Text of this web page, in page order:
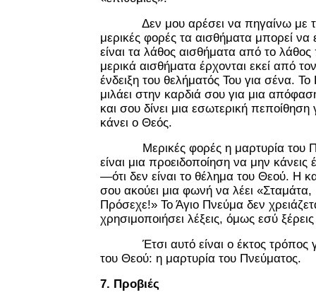
Δεν μου αρέσει να πηγαίνω με τα
μερικές φορές τα αισθήματα μπορεί να
είναι τα λάθος αισθήματα από το
μερικά αισθήματα έρχονται εκεί από
ένδειξη του θελήματός Του για σένα.
μιλάει στην καρδιά σου για μια
και σου δίνει μια εσωτερική πεποίθηση
κάνει ο Θεός.
Μερικές φορές η μαρτυρία του
είναι μια προειδοποίηση να μην
—ότι δεν είναι το θέλημα του Θεού. Η
σου ακούει μια φωνή να λέει «Σταμάτα,
Πρόσεχε!» Το Άγιο Πνεύμα δεν
χρησιμοποιήσει λέξεις, όμως εσύ
Έτσι αυτό είναι ο έκτος τρόπος
του Θεού: η μαρτυρία του Πνεύματος.
7. Προβιές